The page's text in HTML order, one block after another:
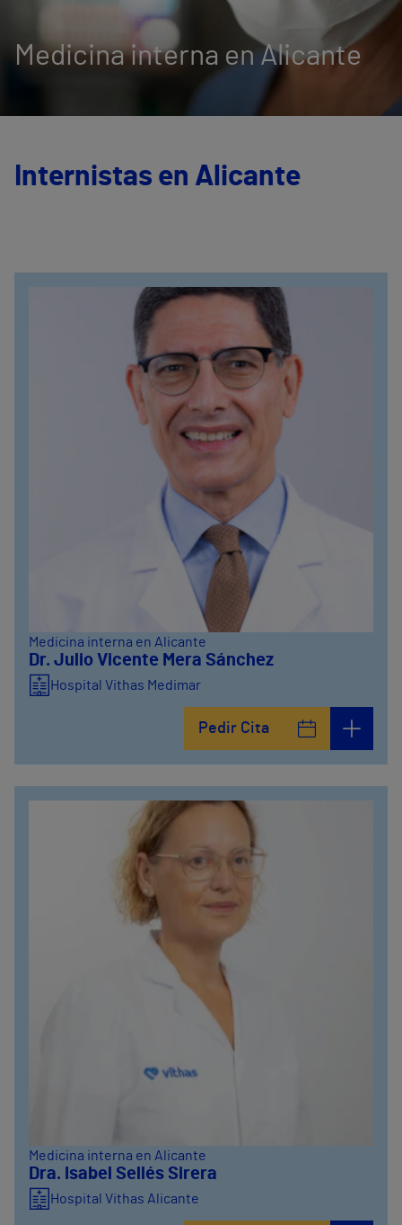
Medicina interna en Alicante
Internistas en Alicante
Medicina interna en Alicante
Dr. Julio Vicente Mera Sánchez
Hospital Vithas Medimar
Pedir Cita
Medicina interna en Alicante
Dra. Isabel Sellés Sirera
Hospital Vithas Alicante